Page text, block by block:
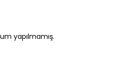
yapılmamış.